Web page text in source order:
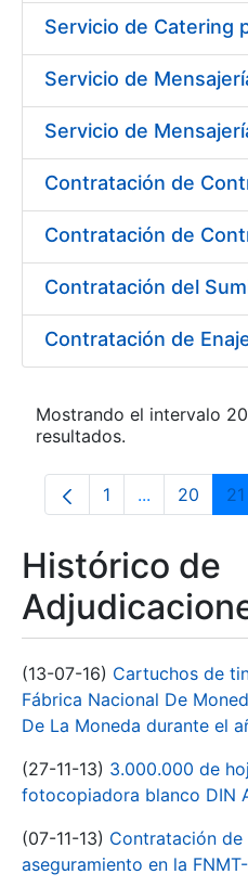
Servicio de Catering
Servicio de
Servicio de
Mostrando el intervalo
resultados.
Página
1 ...PáginasPágina
20 21
Histórico de
(13-07-16) Cartuchos de
Fábrica Nacional De
De La Moneda durante el
(27-11-13) 3.000.000 de
fotocopiadora blanco DIN
(07-11-13) Contratación
aseguramiento en la